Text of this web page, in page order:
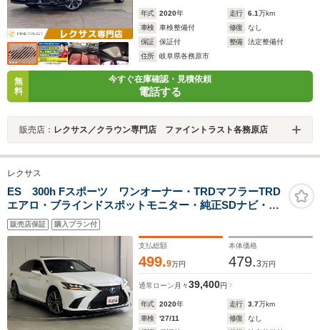
年式 2020年 走行 6.1万km
車検
車検整備付 修復
なし
保証
保証付 整備
法定整備付
住所
岐阜県各務原市
無
料
今すぐ在庫確認・見積依頼
電話する
販売店： レクサス／クラウン専門店 ファイントラスト各務原店
レクサス
ES 300h Fスポーツ ワンオーナー・TRDマフラーTRD
エアロ・ブラインドスポットモニター・純正SDナビ・
Bluetoothオーディオ・フルセグ・パノラミックビューモ
ニター・サンルーフ・黒革シートエアーシートシートヒ
販売店保証 購入プラン付
支払総額
499.9万円
本体価格
479.3万円
通常ローン 月々39,400円
年式 2020年 走行 3.7万km
車検
'27/11 修復
なし